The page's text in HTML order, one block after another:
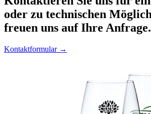
oder zu technischen
freuen uns auf Ihre Anfrage.
Kontaktformular →